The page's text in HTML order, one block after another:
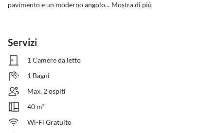
pavimento e un moderno angolo... Mostra di più
Servizi
1 Camere da letto
1 Bagni
Max. 2 ospiti
40 m²
Wi-Fi Gratuito